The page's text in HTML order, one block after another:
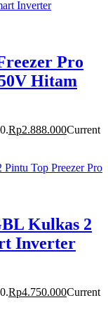
Pro
Hitam
Rp2.888.000Current
Kulkas 2
Inverter
Rp4.750.000Current